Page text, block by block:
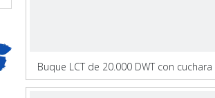
Buque LCT de 20.000 DWT con cuchara
grúa